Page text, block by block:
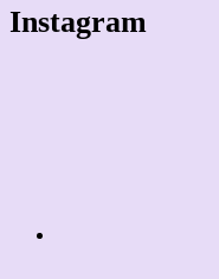
Beiträge
Instagram